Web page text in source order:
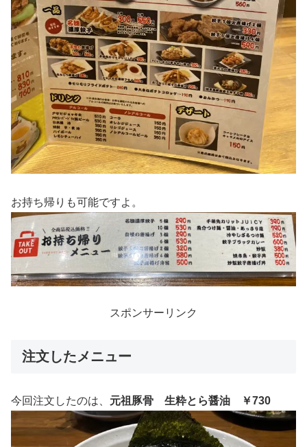
お持ち帰りも可能ですよ。
スポンサーリンク
注文したメニュー
今回注文したのは、 元祖豚骨 生粋とら醤油 ￥730